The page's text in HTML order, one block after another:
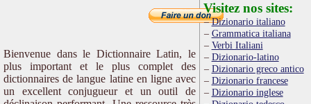
Bienvenue dans le Dictionnaire Latin, le
plus important et le plus complet des
dictionnaires de langue latine en ligne avec
un excellent conjugueur et un outil de
Visitez nos sites:
Dizionario italiano
Grammatica italiana
Verbi Italiani
Dizionario-latino
Dizionario greco antico
Dizionario francese
Dizionario inglese